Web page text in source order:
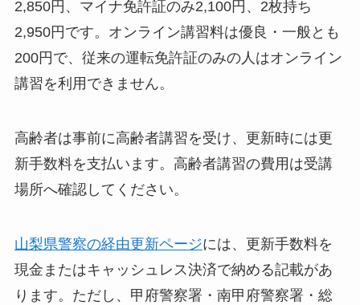
2,850円、マイナ免許証のみ2,100円、2枚持ち
2,950円です。オンライン講習料は優良・一般とも
200円で、従来の運転免許証のみの人はオンライン
講習を利用できません。
高齢者は事前に高齢者講習を受け、更新時には更
新手数料を支払います。高齢者講習の費用は受講
場所へ確認してください。
山梨県警察の経由更新ページには、更新手数料を
現金またはキャッシュレス決済で納める記載があ
ります。ただし、甲府警察署・南甲府警察署・総